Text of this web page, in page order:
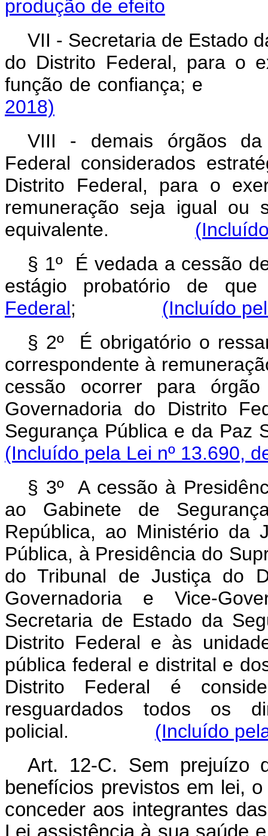
produção de efeito
VII - Secretaria de Estado
do Distrito Federal, para o
função de
2018)
VIII - demais órgãos da
Federal considerados
Distrito Federal, para o
remuneração seja igual ou
equivalente.
§ 1º É vedada a cessão
estágio probatório de
Federal; (Incluído
§ 2º É obrigatório o
correspondente à
cessão ocorrer para
Governadoria do Distrito
Segurança Pública e da
(Incluído pela Lei nº 13.690,
§ 3º A cessão à
ao Gabinete de
República, ao Ministério da
Pública, à Presidência do
do Tribunal de Justiça do
Governadoria e Vice-
Secretaria de Estado da
Distrito Federal e às
pública federal e distrital e
Distrito Federal é
resguardados todos os
policial. (Incluído
Art. 12-C. Sem prejuízo
benefícios previstos em lei,
conceder aos integrantes